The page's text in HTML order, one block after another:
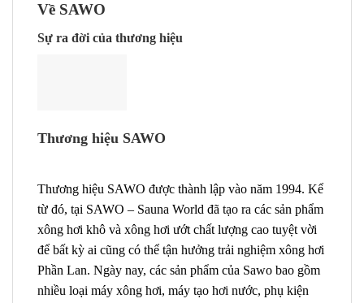
Về SAWO
Sự ra đời của thương hiệu
Thương hiệu SAWO
Thương hiệu SAWO được thành lập vào năm 1994. Kể
từ đó, tại SAWO – Sauna World đã tạo ra các sản phẩm
xông hơi khô và xông hơi ướt chất lượng cao tuyệt vời
để bất kỳ ai cũng có thể tận hưởng trải nghiệm xông hơi
Phần Lan. Ngày nay, các sản phẩm của Sawo bao gồm
nhiều loại máy xông hơi, máy tạo hơi nước, phụ kiện